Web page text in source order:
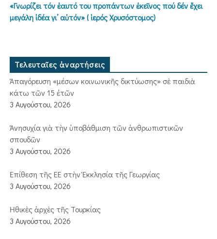
«Γνωρίζει τόν ἑαυτό του προπάντων ἐκεῖνος πού δέν ἔχει
μεγάλη ἰδέα γι’ αὐτόν» ( ἱερός Χρυσόστομος)
Τελευταῖες ἀναρτήσεις
Ἀπαγόρευση «μέσων κοινωνικῆς δικτύωσης» σὲ παιδιὰ
κάτω τῶν 15 ἐτῶν
3 Αυγούστου, 2026
Ἀνησυχία γιὰ τὴν ὑποβάθμιση τῶν ἀνθρωπιστικῶν
σπουδῶν
3 Αυγούστου, 2026
Ἐπίθεση τῆς ΕΕ στὴν Ἐκκλησία τῆς Γεωργίας
3 Αυγούστου, 2026
Ἠθικὲς ἀρχὲς τῆς Τουρκίας
3 Αυγούστου, 2026